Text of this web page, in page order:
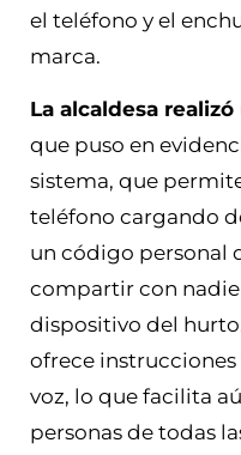
el teléfono y el
marca.
La alcaldesa
que puso en
sistema, que
teléfono cargando
un código personal
compartir con
dispositivo del
ofrece
voz, lo que facilita
personas de todas